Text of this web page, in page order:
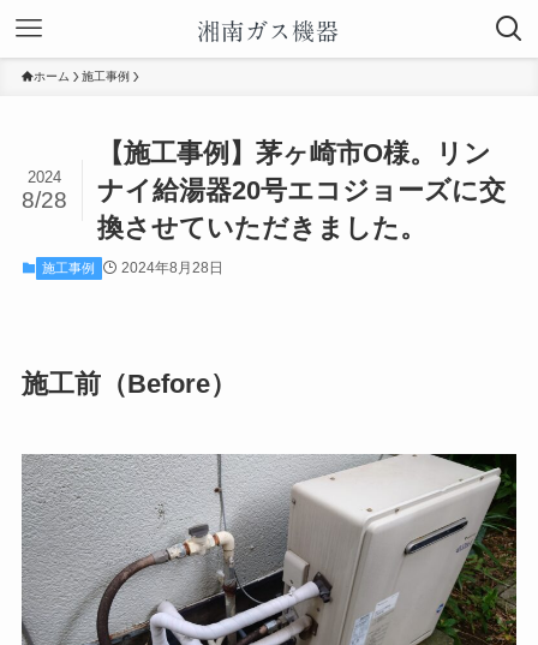
ホーム 施工事例
【施工事例】茅ヶ崎市O様。リン
ナイ給湯器20号エコジョーズに交
換させていただきました。
2024
8/28
施工事例 2024年8月28日
施工前（Before）